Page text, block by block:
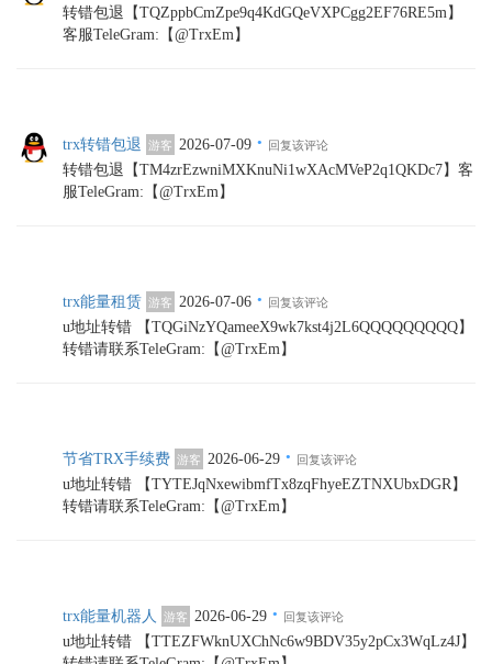
转错包退【TQZppbCmZpe9q4KdGQeVXPCgg2EF76RE5m】
客服TeleGram:【@TrxEm】
trx转错包退 游客 2026-07-09 · 回复该评论
转错包退【TM4zrEzwniMXKnuNi1wXAcMVeP2q1QKDc7】客
服TeleGram:【@TrxEm】
trx能量租赁 游客 2026-07-06 · 回复该评论
u地址转错 【TQGiNzYQameeX9wk7kst4j2L6QQQQQQQQQ】
转错请联系TeleGram:【@TrxEm】
节省TRX手续费 游客 2026-06-29 · 回复该评论
u地址转错 【TYTEJqNxewibmfTx8zqFhyeEZTNXUbxDGR】
转错请联系TeleGram:【@TrxEm】
trx能量机器人 游客 2026-06-29 · 回复该评论
u地址转错 【TTEZFWknUXChNc6w9BDV35y2pCx3WqLz4J】